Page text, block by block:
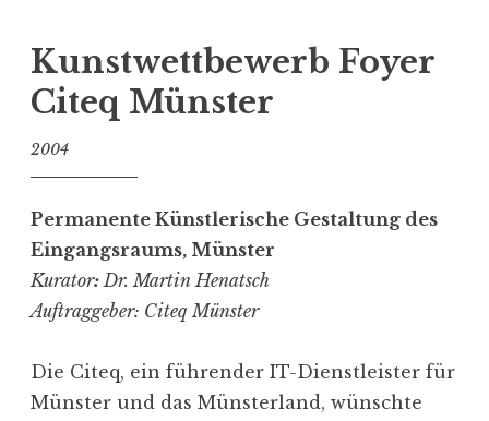
t
h
u
Kunst­wett­bewerb Foyer
Citeq Münster
2004
Perma­nente Künst­le­rische Gestaltung des
Eingangs­raums, Münster
Kurator:Dr. Martin Henatsch
Auftrag­geber: Citeq Münster
Die Citeq, ein führender IT-Dienst­leister für
Münster und das Münsterland, wünschte